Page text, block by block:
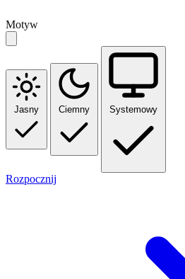
Motyw
Jasny Ciemny Systemowy
Rozpocznij